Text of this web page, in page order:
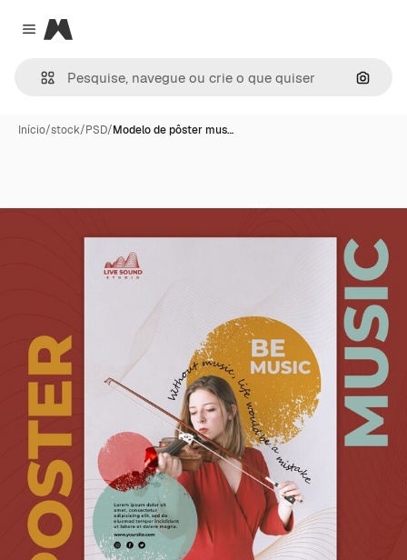
Close menu
Magnific
Início/stock/PSD/Modelo de pôster mus…